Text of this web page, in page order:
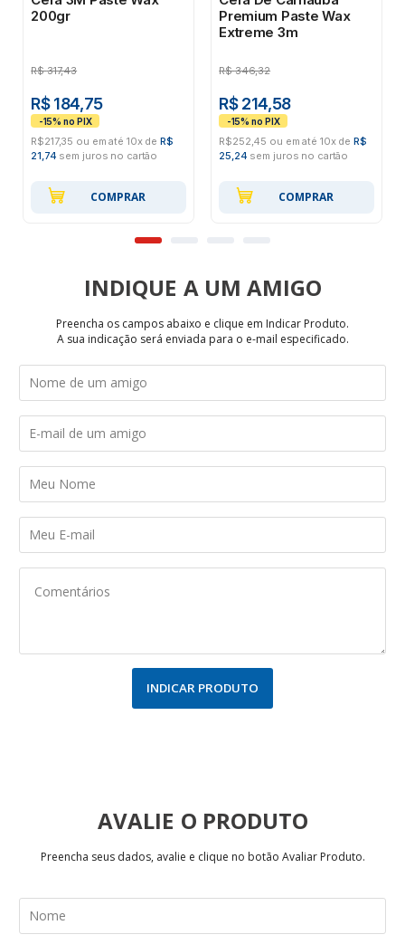
200gr
R$ 317,43
R$ 184,75
R$217,35 ou em até 10x deR$
21,74 sem juros no cartão
COMPRAR
Premium Paste Wax
Extreme 3m
R$ 346,32
R$ 214,58
R$252,45 ou em até 10x deR$
25,24 sem juros no cartão
COMPRAR
INDIQUE
Preencha os campos abaixo e clique em Indicar Produto.
A sua indicação será enviada para o e-mail especificado.
INDICAR PRODUTO
AVALIE
Preencha seus dados, avalie e clique no botão Avaliar Produto.